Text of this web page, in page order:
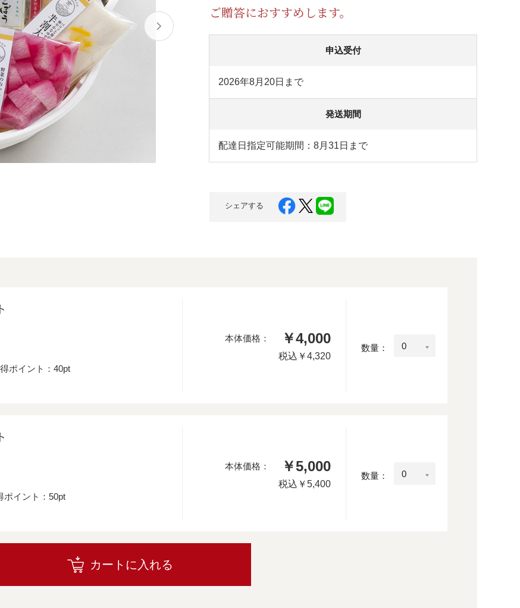
ご贈答におすすめします。
申込受付
2026年8月20日まで
発送期間
配達日指定可能期間： 8月31日まで
シェアする
ポイント：40pt
本体価格： ￥4,000
税込 ￥4,320
数量：
ポイント：50pt
本体価格： ￥5,000
税込 ￥5,400
数量：
カートに入れる